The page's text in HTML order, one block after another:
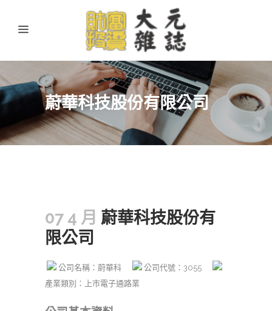
蔚華科技股份有限公司
07 4 月 蔚華科技股份有
限公司
公司名稱：蔚華科
公司代號：3055
產業類別：上市電子通路業